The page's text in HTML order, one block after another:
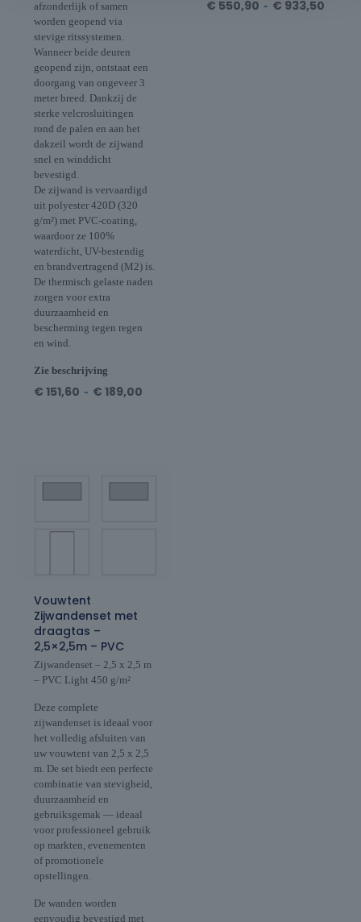
afzonderlijk of samen
worden geopend via
stevige ritssystemen.
Wanneer beide deuren
geopend zijn, ontstaat een
doorgang van ongeveer 3
meter breed. Dankzij de
sterke velcrosluitingen
rond de palen en aan het
dakzeil wordt de zijwand
snel en winddicht
bevestigd.
De zijwand is vervaardigd
uit polyester 420D (320
g/m²) met PVC-coating,
waardoor ze 100%
waterdicht, UV-bestendig
en brandvertragend (M2) is.
De thermisch gelaste naden
zorgen voor extra
duurzaamheid en
bescherming tegen regen
en wind.
Zie beschrijving
€ 151,60 - € 189,00
€ 550,90 - € 933,50
Vouwtent
Zijwandenset met
draagtas –
2,5×2,5m – PVC
Zijwandenset – 2,5 x 2,5 m
– PVC Light 450 g/m²
Deze complete
zijwandenset is ideaal voor
het volledig afsluiten van
uw vouwtent van 2,5 x 2,5
m. De set biedt een perfecte
combinatie van stevigheid,
duurzaamheid en
gebruiksgemak — ideaal
voor professioneel gebruik
op markten, evenementen
of promotionele
opstellingen.
De wanden worden
eenvoudig bevestigd met